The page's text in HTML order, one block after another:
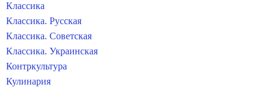
Классика
Классика. Русская
Классика. Советская
Классика. Украинская
Контркультура
Кулинария